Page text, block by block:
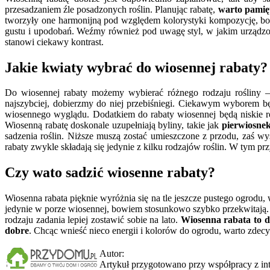
przesadzaniem źle posadzonych roślin. Planując rabatę, warto
tworzyły one harmonijną pod względem kolorystyki kompozycję,
gustu i upodobań. Weźmy również pod uwagę styl, w jakim
stanowi ciekawy kontrast.
Jakie kwiaty wybrać do wiosennej rabaty?
Do wiosennej rabaty możemy wybierać różnego rodzaju rośliny
najszybciej, dobierzmy do niej przebiśniegi. Ciekawym wyborem
wiosennego wyglądu. Dodatkiem do rabaty wiosennej będą
Wiosenną rabatę doskonale uzupełniają byliny, takie jak
sadzenia roślin. Niższe muszą zostać umieszczone z przodu, zaś
rabaty zwykle składają się jedynie z kilku rodzajów roślin. W tym
Czy wato sadzić wiosenne rabaty?
Wiosenna rabata pięknie wyróżnia się na tle jeszcze pustego
jedynie w porze wiosennej, bowiem stosunkowo szybko
rodzaju zadania lepiej zostawić sobie na lato. Wiosenna rabata to
dobre. Chcąc wnieść nieco energii i kolorów do ogrodu, warto
Autor:
Artykuł przygotowano przy współpracy z